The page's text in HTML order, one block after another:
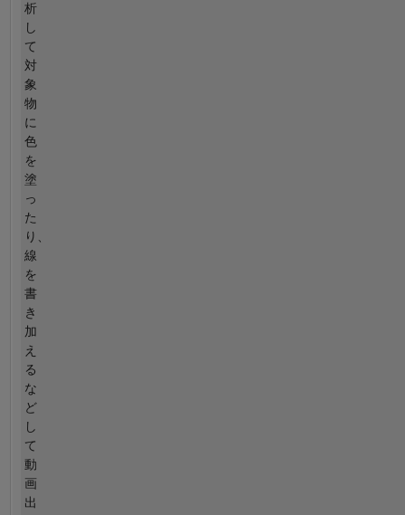
析
し
て
対
象
物
に
色
を
塗
っ
た
り、
線
を
書
き
加
え
る
な
ど
し
て
動
画
出